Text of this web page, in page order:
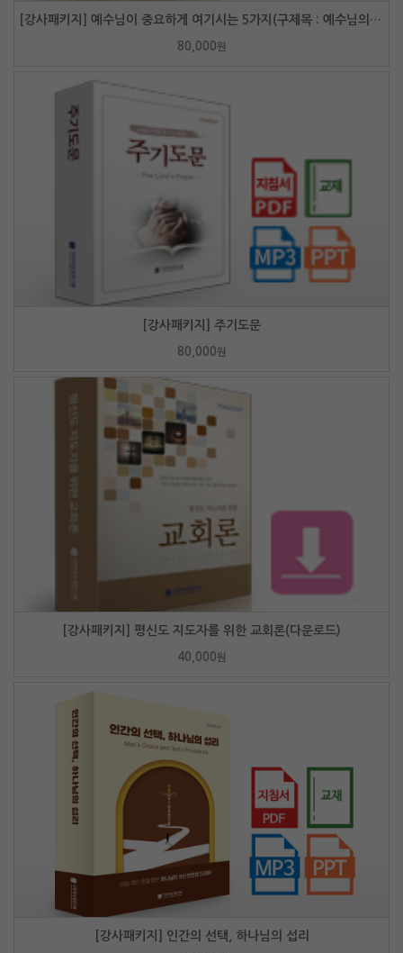
[강사패키지] 예수님이 중요하게 여기시는 5가지(구제목 : 예수님의 격려)
80,000원
[강사패키지] 주기도문
80,000원
[강사패키지] 평신도 지도자를 위한 교회론(다운로드)
40,000원
[강사패키지] 인간의 선택, 하나님의 섭리